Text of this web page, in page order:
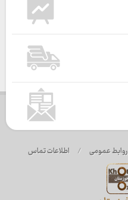
روابط عمومی / اطلاعات تماس